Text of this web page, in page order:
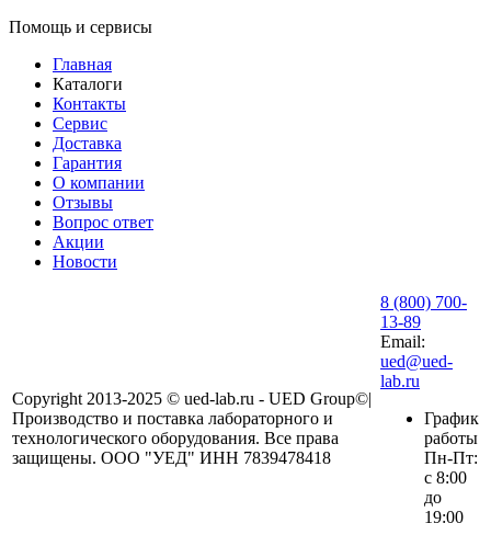
Помощь и сервисы
Главная
Каталоги
Контакты
Сервис
Доставка
Гарантия
О компании
Отзывы
Вопрос ответ
Акции
Новости
Copyright 2013-2025 © ued-lab.ru - UED Group©|
Производство и поставка лабораторного и
технологического оборудования. Все права
защищены. ООО "УЕД" ИНН 7839478418
8 (800) 700-
13-89
Email:
ued@ued-
lab.ru
График
работы
Пн-Пт:
с 8:00
до
19:00